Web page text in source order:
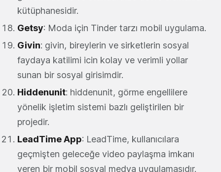
kütüphanesidir.
Getsy: Moda için Tinder tarzı mobil uygulama.
Givin: givin, bireylerin ve sirketlerin sosyal
faydaya katilimi icin kolay ve verimli yollar
sunan bir sosyal girisimdir.
Hiddenunit: hiddenunit, görme engellilere
yönelik işletim sistemi bazlı geliştirilen bir
projedir.
LeadTime App: LeadTime, kullanıcılara
geçmişten geleceğe video paylaşma imkanı
veren bir mobil sosyal medya uygulamasıdır.